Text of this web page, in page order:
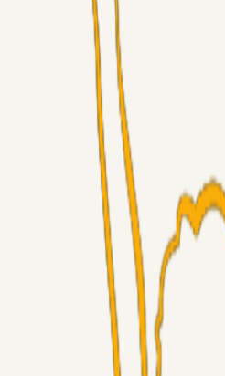
05. aug. 2026
Brøndby-TV og u-19
Alt det andet
04. aug. 2026
5. Forudsigelser op til Horsens
RasmusStephansen
Nørgaards Lever Hug,
RasmusStephansen
04. aug.
Har GFH løsnet grebet...?
Superliga-truppen
04. aug. 2026
Medie: Tahirovic til Celtic for